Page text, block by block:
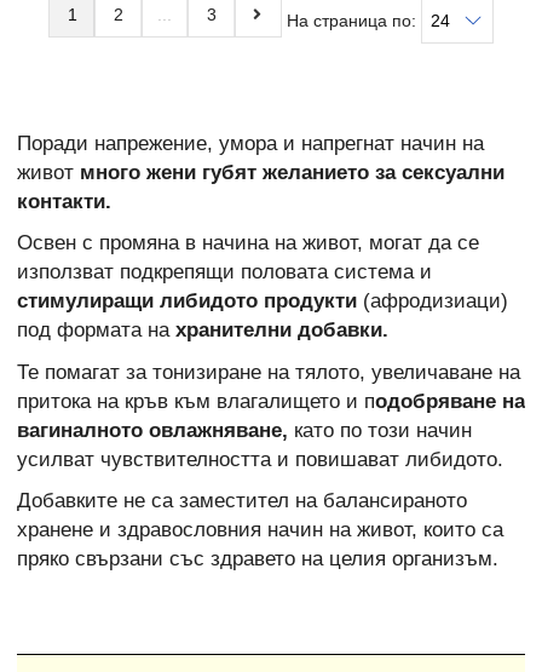
1 2 3 На страница по:
Поради напрежение, умора и напрегнат начин на
живот много жени губят желанието за сексуални
контакти.
Освен с промяна в начина на живот, могат да се
използват подкрепящи половата система и
стимулиращи либидото продукти (афродизиаци)
под формата на хранителни добавки.
Те помагат за тонизиране на тялото, увеличаване на
притока на кръв към влагалището и подобряване на
вагиналното овлажняване, като по този начин
усилват чувствителността и повишават либидото.
Добавките не са заместител на балансираното
хранене и здравословния начин на живот, които са
пряко свързани със здравето на целия организъм.